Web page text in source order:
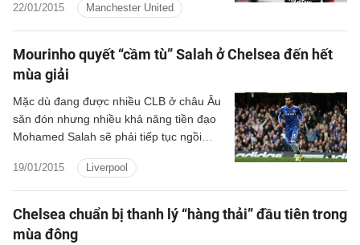
22/01/2015 Manchester United
22/1.
Mourinho quyết “cầm tù” Salah ở Chelsea đến hết
mùa giải
19/01/2015 Liverpool
Mặc dù đang được nhiều CLB ở châu Âu
săn đón nhưng nhiều khả năng tiền đạo
Mohamed Salah sẽ phải tiếp tục ngồi
mùa giải.
Chelsea chuẩn bị thanh lý “hàng thải” đầu tiên trong
mùa đông